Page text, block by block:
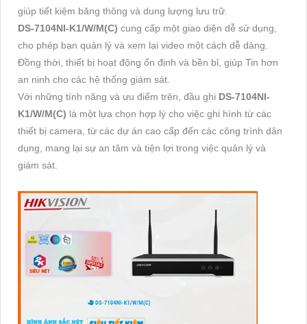
giúp tiết kiệm băng thông và dung lượng lưu trữ.
DS-7104NI-K1/W/M(C) cung cấp một giao diện dễ sử dụng,
cho phép bạn quản lý và xem lại video một cách dễ dàng.
Đồng thời, thiết bị hoạt động ổn định và bền bỉ, giúp Tin hơn
an ninh cho các hệ thống giám sát.
Với những tính năng và ưu điểm trên, đầu ghi DS-7104NI-
K1/W/M(C) là một lựa chọn hợp lý cho việc ghi hình từ các
thiết bị camera, từ các dự án cao cấp đến các công trình dân
dụng, mang lại sự an tâm và tiện lợi trong việc quản lý và
giám sát.